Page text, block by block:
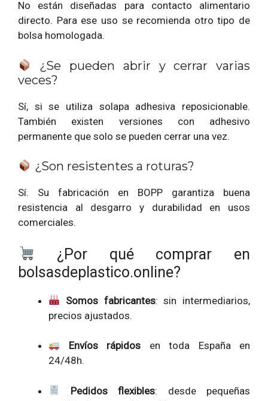
No están diseñadas para contacto alimentario
directo. Para ese uso se recomienda otro tipo de
bolsa homologada.
¿Se pueden abrir y cerrar varias
veces?
Sí, si se utiliza solapa adhesiva reposicionable.
También existen versiones con adhesivo
permanente que solo se pueden cerrar una vez.
¿Son resistentes a roturas?
Sí. Su fabricación en BOPP garantiza buena
resistencia al desgarro y durabilidad en usos
comerciales.
¿Por qué comprar en
bolsasdeplastico.online?
Somos fabricantes: sin intermediarios,
precios ajustados.
Envíos rápidos en toda España en
24/48h.
Pedidos flexibles: desde pequeñas